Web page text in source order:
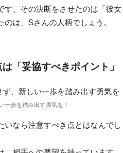
す。その決断をさせたのは「彼
は、Sさんの人柄でしょう。
「妥協すべきポイント」
一歩を踏み出す勇気を！
なら注意すべき点とはなんでし